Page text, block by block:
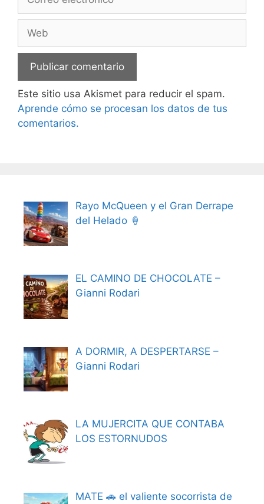
electrónico
Este sitio usa Akismet para reducir el spam.
Aprende cómo se procesan los datos de tus
comentarios.
Rayo McQueen y el Gran Derrape
del Helado 🍦
EL CAMINO DE CHOCOLATE –
Gianni Rodari
A DORMIR, A DESPERTARSE –
Gianni Rodari
LA MUJERCITA QUE CONTABA
LOS ESTORNUDOS
MATE 🚗 el valiente socorrista de